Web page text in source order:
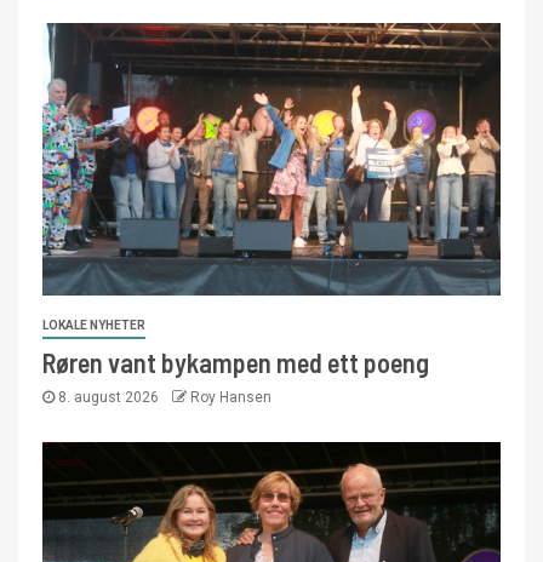
LOKALE NYHETER
Røren vant bykampen med ett poeng
8. august 2026 Roy Hansen